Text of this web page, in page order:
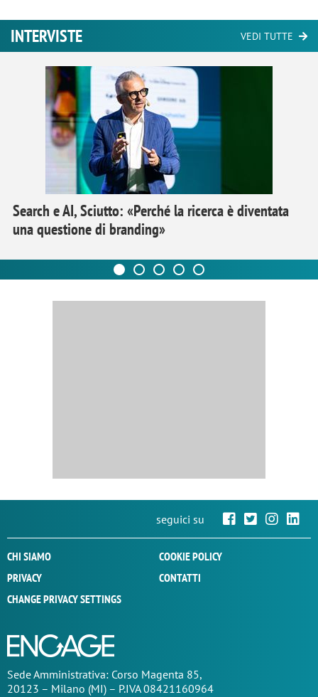
INTERVISTE VEDI TUTTE
Search e AI, Sciutto: «Perché la ricerca è diventata
una questione di branding»
seguici su
CHI SIAMO
COOKIE POLICY
PRIVACY
CONTATTI
CHANGE PRIVACY SETTINGS
SedeAmministrativa: Corso Magenta 85,
20123 – Milano (MI) – P.IVA 08421160964